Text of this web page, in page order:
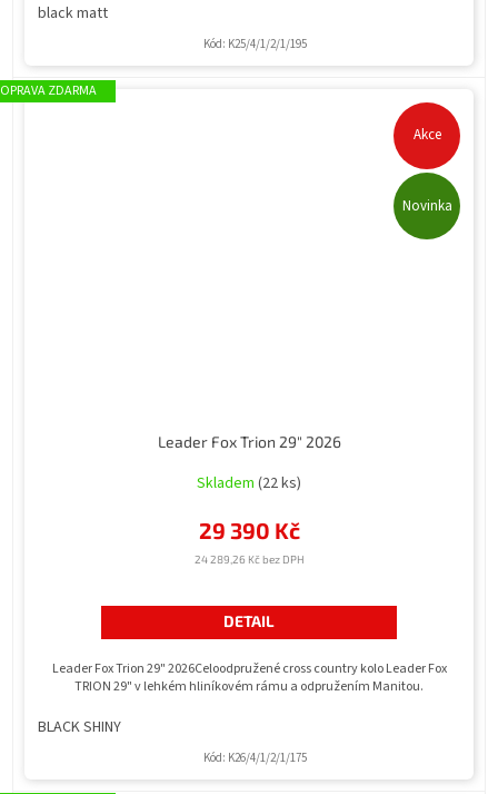
black matt
Kód: K25/4/1/2/1/195
Akce
Novinka
ZDARMA
Leader Fox Trion 29" 2026
Skladem (22 ks)
24 289,26 Kč bez DPH
29 390 Kč
DETAIL
Leader Fox Trion 29" 2026Celoodpružené cross country kolo Leader Fox
TRION 29" v lehkém hliníkovém rámu a odpružením Manitou.
BLACK SHINY
Kód: K26/4/1/2/1/175